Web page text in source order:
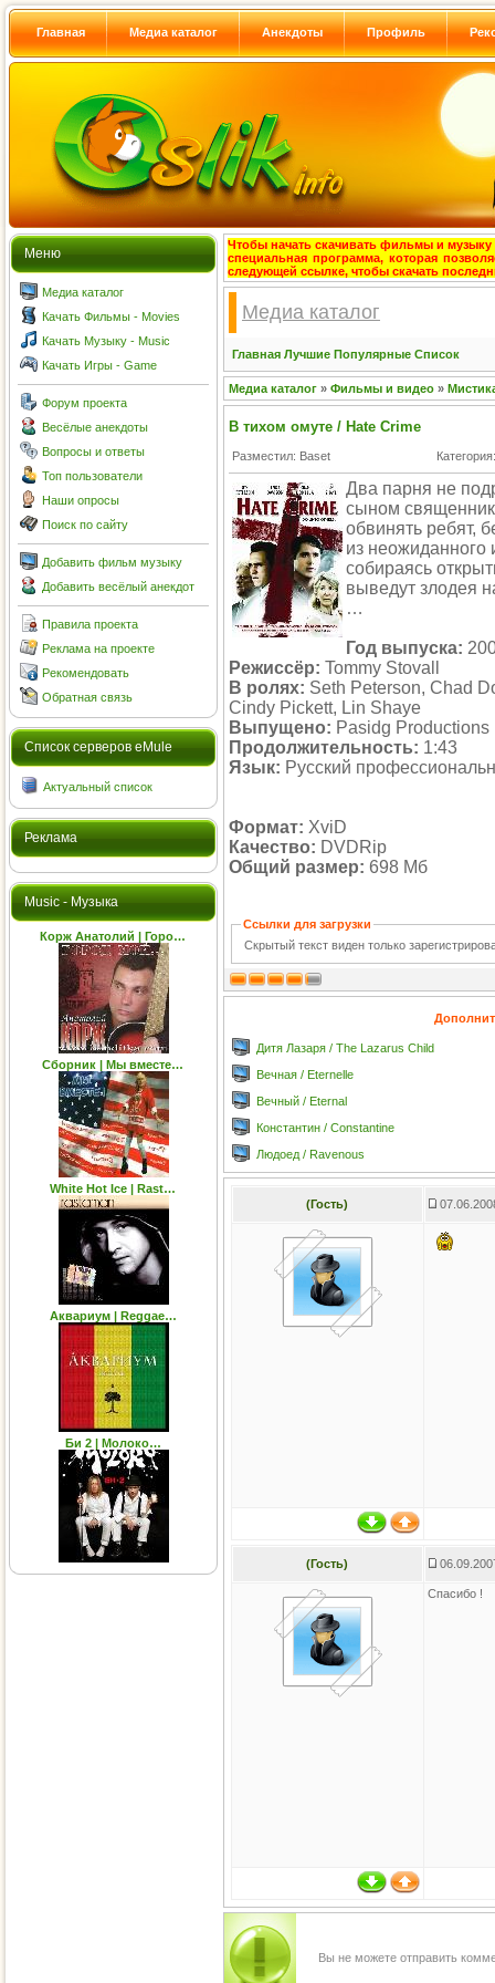
Главная Медиа каталог Анекдоты Профиль
Меню
Медиа каталог
Качать Фильмы - Movies
Качать Музыку - Music
Качать Игры - Game
Форум проекта
Весёлые анекдоты
Вопросы и ответы
Топ пользователи
Наши опросы
Поиск по сайту
Добавить фильм музыку
Добавить весёлый анекдот
Правила проекта
Реклама на проекте
Рекомендовать
Обратная связь
Cписок серверов eMule
Актуальный список
Реклама
Music - Музыка
Корж Анатолий | Горо…
Сборник | Мы вместе…
White Hot Ice | Rast…
Аквариум | Reggae…
Би 2 | Молоко…
Чтобы начать скачивать фильмы и музыку
специальная программа, которая
следующей ссылке, чтобы скачать
Медиа каталог
Главная Лучшие Популярные Список
Медиа каталог » Фильмы и видео »
В тихом омуте / Hate Crime
Разместил: Baset
Два парня не
сыном
обвинять ребят,
из неожиданного
собираясь
выведут злодея
…
Год выпуска:
Режиссёр: Tommy Stovall
В ролях: Seth Peterson, Chad
Cindy Pickett, Lin Shaye
Выпущено: Pasidg Productions
Продолжительность: 1:43
Язык: Русский
Формат: XviD
Качество: DVDRip
Общий размер: 698 Мб
Ссылки для загрузки
Скрытый текст виден только
Дитя Лазаря / The Lazarus Child
Вечная / Eternelle
Вечный / Eternal
Константин / Constantine
Людоед / Ravenous
(Гость)
(Гость)
Спасибо !
Вы не можете отправить